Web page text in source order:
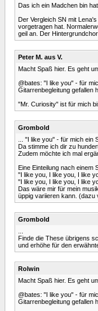
Das ich ein Madchen bin
Der Vergleich SN mit
vorgetragen hat.
geil an. Der
Peter M. aus V.
Macht Spaß hier. Es geht
@bates: "I like you" - für
Gitarrenbegleitung gefallen
"Mr. Curiosity" ist für mich
Grombold
... "I like you" - für mich
Da stimme ich dir zu
Zudem möchte ich mal
Eine Einteilung nach einem
"I like you, I like you, I like
"I like you, I like you, I like
Das wäre mir für mein
üppig variieren kann. (dazu
Grombold
Finde die These übrigens
und erhöhe für den
Rolwin
Macht Spaß hier. Es geht
@bates: "I like you" - für
Gitarrenbegleitung gefallen